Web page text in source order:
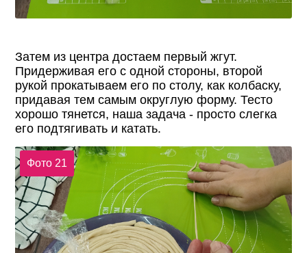
Затем из центра достаем первый жгут.
Придерживая его с одной стороны, второй
рукой прокатываем его по столу, как колбаску,
придавая тем самым округлую форму. Тесто
хорошо тянется, наша задача - просто слегка
его подтягивать и катать.
Фото 21